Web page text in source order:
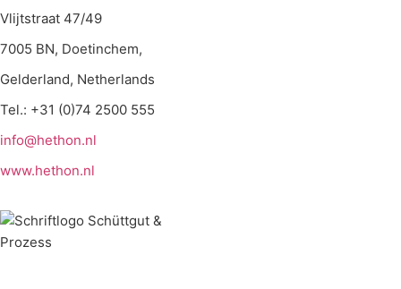
Vlijtstraat 47/49
7005 BN, Doetinchem,
Gelderland, Netherlands
Tel.: +31 (0)74 2500 555
info@hethon.nl
www.hethon.nl